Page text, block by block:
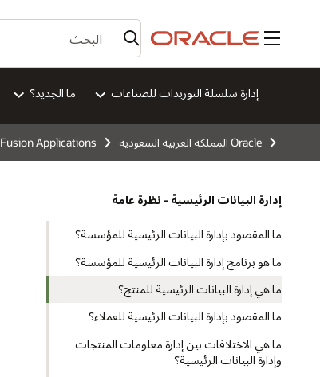
القائمة
إدارة سلسلة التوريدات للصناعات ما الجديد؟
Oracle المملكة العربية السعودية Fusion Applications
إدارة البيانات الرئيسية - نظرة عامة
ما المقصود بإدارة البيانات الرئيسية للمؤسسة؟
ما هو برنامج إدارة البيانات الرئيسية للمؤسسة؟
ما هي إدارة البيانات الرئيسية للمنتج؟
ما المقصود بإدارة البيانات الرئيسية للعملاء؟
ما هي الاختلافات بين إدارة معلومات المنتجات
وإدارة البيانات الرئيسية؟